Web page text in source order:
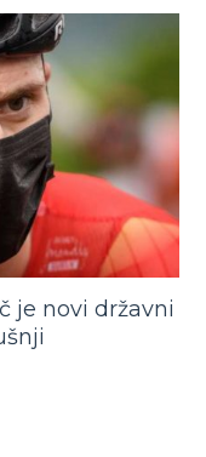
je novi državni